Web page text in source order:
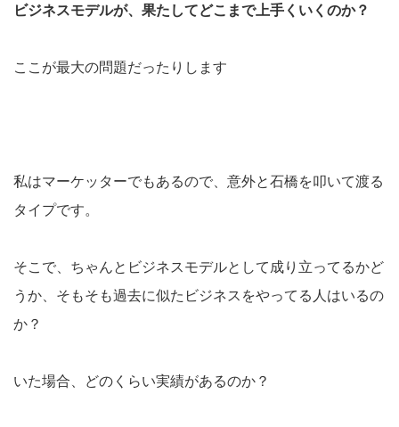
ビジネスモデルが、果たしてどこまで上手くいくのか？
ここが最大の問題だったりします
私はマーケッターでもあるので、意外と石橋を叩いて渡る
タイプです。
そこで、ちゃんとビジネスモデルとして成り立ってるかど
うか、そもそも過去に似たビジネスをやってる人はいるの
か？
いた場合、どのくらい実績があるのか？